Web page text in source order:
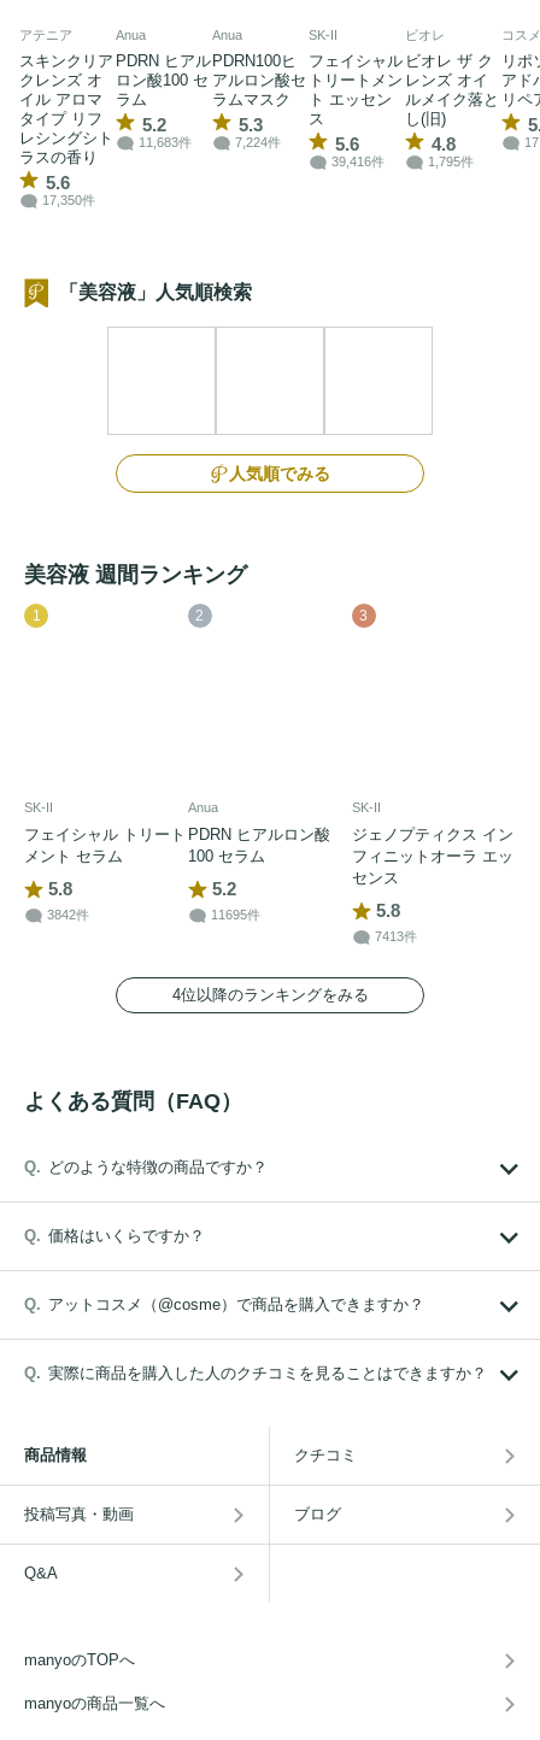
アテニア
スキンクリア
クレンズ オ
イル アロマ
タイプ リフ
レシングシト
ラスの香り
5.6
17,350件
Anua
PDRN ヒアル
ロン酸100 セ
ラム
5.2
11,683件
Anua
PDRN100ヒ
アルロン酸セ
ラムマスク
5.3
7,224件
SK-II
フェイシャル
トリートメン
ト エッセン
ス
5.6
39,416件
ビオレ
ビオレ ザ ク
レンズ オイ
ルメイク落と
し(旧)
4.8
1,795件
コス
リポ
アド
リペ
「美容液」人気順検索
人気順でみる
美容液 週間ランキング
1
SK-II
フェイシャル トリート
メント セラム
5.8
3842件
2
Anua
PDRN ヒアルロン酸
100 セラム
5.2
11695件
3
SK-II
ジェノプティクス イン
フィニットオーラ エッ
センス
5.8
7413件
4位以降のランキングをみる
よくある質問（FAQ）
どのような特徴の商品ですか？
価格はいくらですか？
アットコスメ（@cosme）で商品を購入できますか？
実際に商品を購入した人のクチコミを見ることはできますか？
商品情報 クチコミ
投稿写真・動画 ブログ
Q&A
manyoのTOPへ
manyoの商品一覧へ